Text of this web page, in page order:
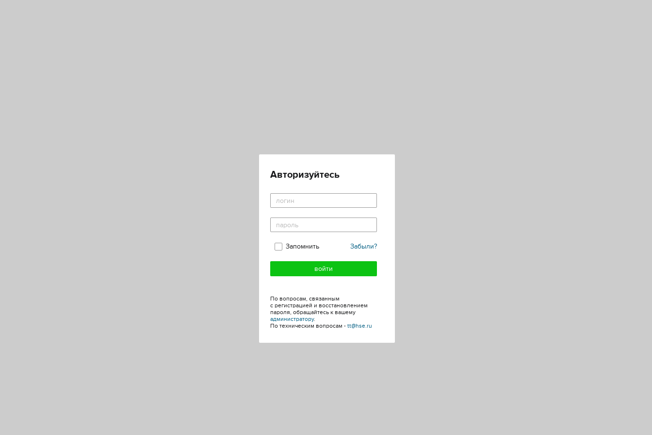
Авторизуйтесь
Забыли?
Запомнить
По вопросам, связанным
с регистрацией и восстановлением
пароля, обращайтесь к вашему
администратору.
По техническим вопросам - tt@hse.ru